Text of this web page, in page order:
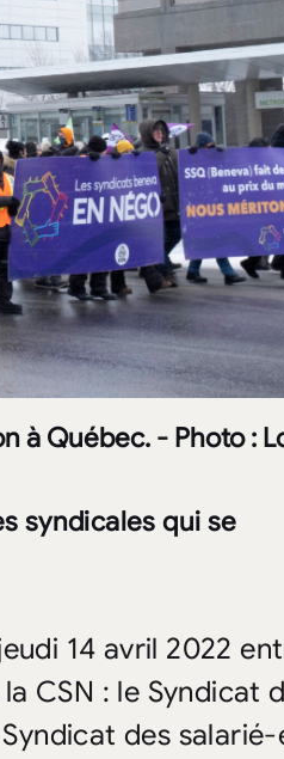
à Québec. - Photo :
syndicales qui se
14 avril 2022
CSN : le Syndicat
des